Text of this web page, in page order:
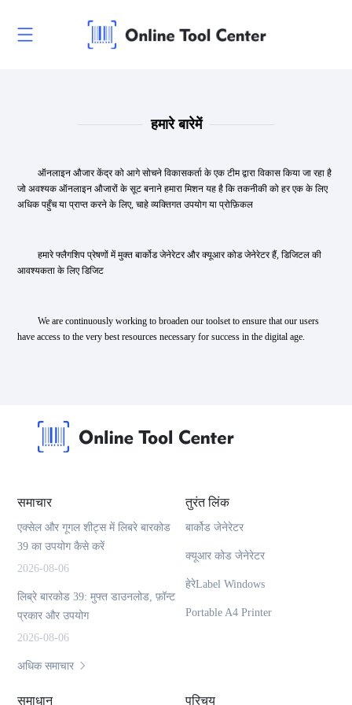
हमारे बारेमें
ऑनलाइन औजार केंद्र को आगे सोचने विकासकर्ता के एक टीम द्वारा विकास किया जा रहा है
जो अवश्यक ऑनलाइन औजारों के सूट बनाने हमारा मिशन यह है कि तकनीकी को हर एक के लिए
अधिक पहुँच या प्राप्त करने के लिए, चाहे व्यक्तिगत उपयोग या प्रोफ़िकल
हमारे फ्लैगशिप प्रेषणों में मुक्त बार्कोड जेनेरेटर और क्यूआर कोड जेनेरेटर हैं, डिजिटल की
आवश्यकता के लिए डिजिट
We are continuously working to broaden our toolset to ensure that our users
have access to the very best resources necessary for success in the digital age.
समाचार
एक्सेल और गूगल शीट्स में लिबरे बारकोड
39 का उपयोग कैसे करें
2026-08-06
लिब्रे बारकोड 39: मुफ्त डाउनलोड, फ़ॉन्ट
प्रकार और उपयोग
2026-08-06
अधिक समाचार
तुरंत लिंक
बार्कोड जेनेरेटर
क्यूआर कोड जेनेरेटर
हेरेLabel Windows
Portable A4 Printer
समाधान परिचय